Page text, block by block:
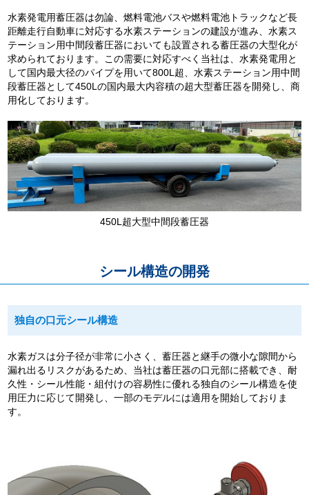
水素発電用蓄圧器は勿論、燃料電池バスや燃料電池トラックなど長
距離走行自動車に対応する水素ステーションの建設が進み、水素ス
テーション用中間段蓄圧器においても設置される蓄圧器の大型化が
求められております。この需要に対応すべく当社は、水素発電用と
して国内最大径のパイプを用いて800L超、水素ステーション用中間
段蓄圧器として450Lの国内最大内容積の超大型蓄圧器を開発し、商
用化しております。
450L超大型中間段蓄圧器
シール構造の開発
独自の口元シール構造
水素ガスは分子径が非常に小さく、蓄圧器と継手の微小な隙間から
漏れ出るリスクがあるため、当社は蓄圧器の口元部に搭載でき、耐
久性・シール性能・組付けの容易性に優れる独自のシール構造を使
用圧力に応じて開発し、一部のモデルには適用を開始しておりま
す。